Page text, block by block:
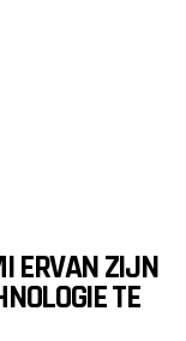
ERVAN ZIJN
TE